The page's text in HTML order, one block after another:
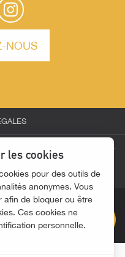
Description
Contacter par
NOUS
-
SITE NON CONFORME
les cookies
pour des outils de
anonymes. Vous
afin de bloquer ou être
Ces cookies ne
personnelle.